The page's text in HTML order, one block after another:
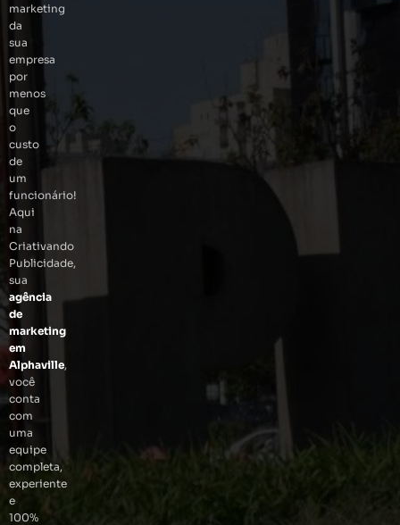
marketing
da
sua
empresa
por
menos
que
o
custo
de
um
funcionário!
Aqui
na
Criativando
Publicidade,
sua
agência
de
marketing
em
Alphaville,
você
conta
com
uma
equipe
completa,
experiente
e
100%